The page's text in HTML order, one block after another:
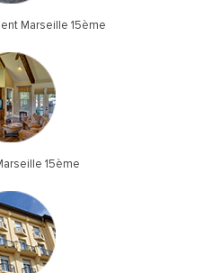
Marseille 15ème
15ème